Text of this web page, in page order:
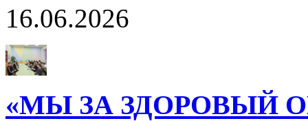
16.06.2026
«МЫ ЗА ЗДОРОВЫЙ